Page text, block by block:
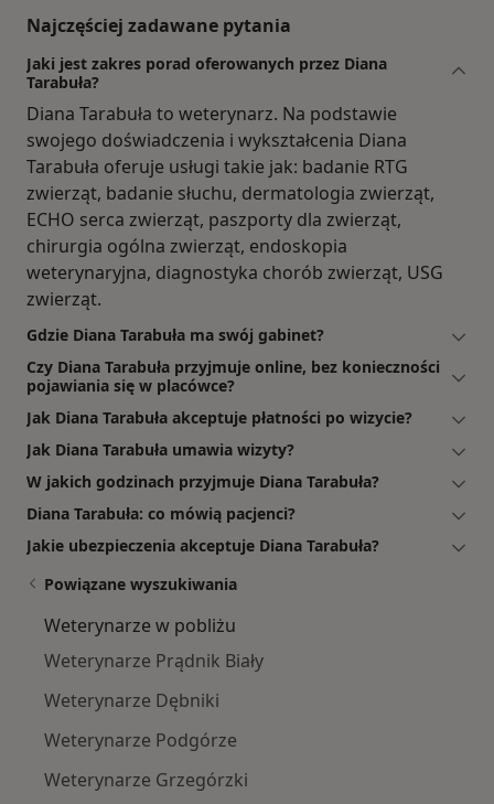
Najczęściej zadawane pytania
Jaki jest zakres porad oferowanych przez Diana
Tarabuła?
Diana Tarabuła to weterynarz. Na podstawie
swojego doświadczenia i wykształcenia Diana
Tarabuła oferuje usługi takie jak: badanie RTG
zwierząt, badanie słuchu, dermatologia zwierząt,
ECHO serca zwierząt, paszporty dla zwierząt,
chirurgia ogólna zwierząt, endoskopia
weterynaryjna, diagnostyka chorób zwierząt, USG
zwierząt.
Gdzie Diana Tarabuła ma swój gabinet?
Czy Diana Tarabuła przyjmuje online, bez konieczności
pojawiania się w placówce?
Jak Diana Tarabuła akceptuje płatności po wizycie?
Jak Diana Tarabuła umawia wizyty?
W jakich godzinach przyjmuje Diana Tarabuła?
Diana Tarabuła: co mówią pacjenci?
Jakie ubezpieczenia akceptuje Diana Tarabuła?
Powiązane wyszukiwania
Weterynarze w pobliżu
Weterynarze Prądnik Biały
Weterynarze Dębniki
Weterynarze Podgórze
Weterynarze Grzegórzki